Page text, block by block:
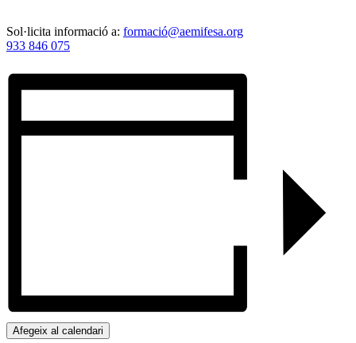
Sol·licita informació a: formació@aemifesa.org
933 846 075
Afegeix al calendari